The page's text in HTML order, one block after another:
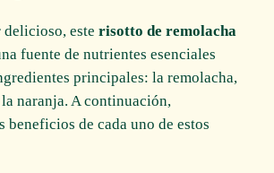
delicioso, esterisotto de remolacha
fuente de nutrientes esenciales
principales: la remolacha,
naranja. A continuación,
beneficios de cada uno de estos